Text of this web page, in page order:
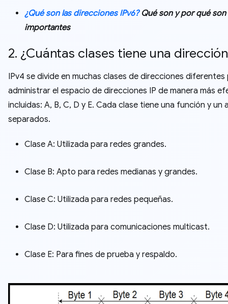
¿Qué son las direcciones IPv6?Qué son y por qué son
importantes
2. ¿Cuántas clases tiene una
IPv4 se divide en muchas clases de direcciones diferentes
administrar el espacio de direcciones IP de manera más
incluidas: A, B, C, D y E. Cada clase tiene una función y un
separados.
Clase A: Utilizada para redes grandes.
Clase B: Apto para redes medianas y grandes.
Clase C: Utilizada para redes pequeñas.
Clase D: Utilizada para comunicaciones multicast.
Clase E: Para fines de prueba y respaldo.